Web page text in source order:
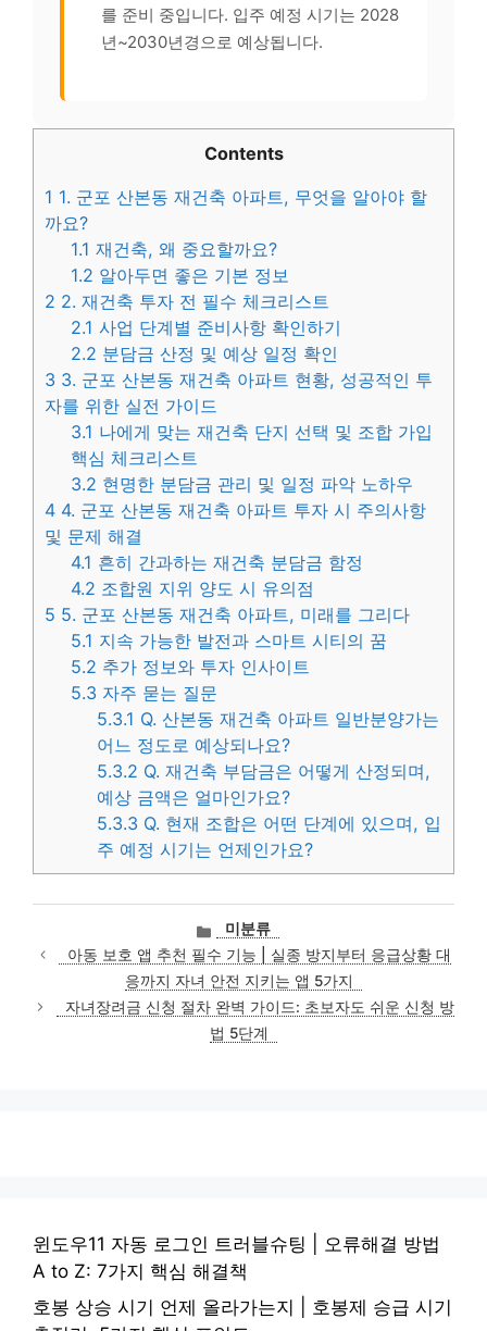
를 준비 중입니다. 입주 예정 시기는 2028
년~2030년경으로 예상됩니다.
Contents
1 1. 군포 산본동 재건축 아파트, 무엇을 알아야 할
까요?
1.1 재건축, 왜 중요할까요?
1.2 알아두면 좋은 기본 정보
2 2. 재건축 투자 전 필수 체크리스트
2.1 사업 단계별 준비사항 확인하기
2.2 분담금 산정 및 예상 일정 확인
3 3. 군포 산본동 재건축 아파트 현황, 성공적인 투
자를 위한 실전 가이드
3.1 나에게 맞는 재건축 단지 선택 및 조합 가입
핵심 체크리스트
3.2 현명한 분담금 관리 및 일정 파악 노하우
4 4. 군포 산본동 재건축 아파트 투자 시 주의사항
및 문제 해결
4.1 흔히 간과하는 재건축 분담금 함정
4.2 조합원 지위 양도 시 유의점
5 5. 군포 산본동 재건축 아파트, 미래를 그리다
5.1 지속 가능한 발전과 스마트 시티의 꿈
5.2 추가 정보와 투자 인사이트
5.3 자주 묻는 질문
5.3.1 Q. 산본동 재건축 아파트 일반분양가는
어느 정도로 예상되나요?
5.3.2 Q. 재건축 부담금은 어떻게 산정되며,
예상 금액은 얼마인가요?
5.3.3 Q. 현재 조합은 어떤 단계에 있으며, 입
주 예정 시기는 언제인가요?
카
테
고
리
미분류
아동 보호 앱 추천 필수 기능 | 실종 방지부터 응급상황 대
응까지 자녀 안전 지키는 앱 5가지
자녀장려금 신청 절차 완벽 가이드: 초보자도 쉬운 신청 방
법 5단계
윈도우11 자동 로그인 트러블슈팅 | 오류해결 방법
A to Z: 7가지 핵심 해결책
호봉 상승 시기 언제 올라가는지 | 호봉제 승급 시기